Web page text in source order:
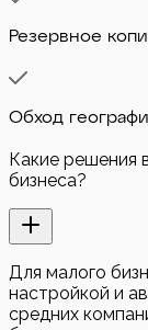
Резервное
Обход
Какие решения
бизнеса?
Для малого
настройкой и
средних